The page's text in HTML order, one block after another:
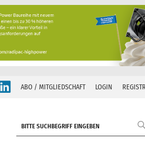
ABO / MITGLIEDSCHAFT LOGIN